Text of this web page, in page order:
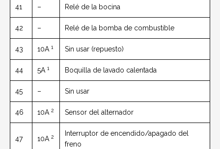
41 – Relé de la bocina
42 – Relé de la bomba de combustible
43 10A 1 Sin usar (repuesto)
44 5A 1 Boquilla de lavado calentada
45 – Sin usar
46 10A 2 Sensor del alternador
47 10A 2
Interruptor de encendido/apagado del
freno